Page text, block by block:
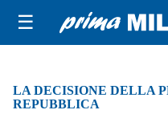
☰
LA DECISIONE DELLA
REPUBBLICA